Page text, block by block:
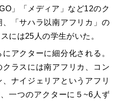
」「メディア」など12のク
「サハラ以南アフリカ」の
には25 人の学生がいた。
アクターに細分化される。
クラスには南アフリカ、コン
ナイジェリアというアフリ
一つのアクターに５~6 人ず